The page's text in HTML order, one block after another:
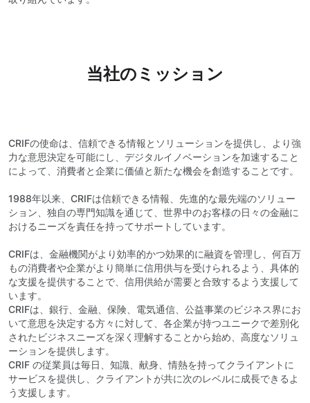
当社のミッション
CRIFの使命は、信頼できる情報とソリューションを提供し、より強
力な意思決定を可能にし、デジタルイノベーションを加速すること
によって、消費者と企業に価値と新たな機会を創造することです。
1988年以来、CRIFは信頼できる情報、先進的な最先端のソリュー
ション、独自の専門知識を通じて、世界中のお客様の日々の金融に
おけるニーズを責任を持ってサポートしています。
CRIFは、金融機関がより効率的かつ効果的に融資を管理し、何百万
もの消費者や企業がより簡単に信用供与を受けられるよう、具体的
な支援を提供することで、信用供給が需要と合致するよう支援して
います。
CRIFは、銀行、金融、保険、電気通信、公益事業のビジネス界にお
いて意思を決定する方々に対して、各企業が持つユニークで差別化
されたビジネスニーズを深く理解することから始め、高度なソリュ
ーションを提供します。
CRIF の従業員は毎日、知識、献身、情熱を持ってクライアントに
サービスを提供し、クライアントが共に次のレベルに成長できるよ
う支援します。